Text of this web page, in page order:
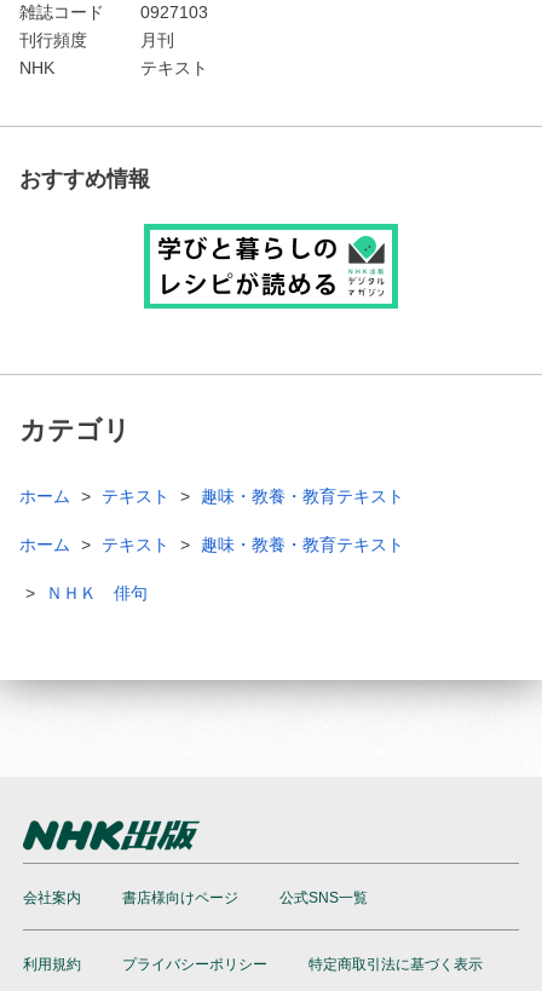
雑誌コード
0927103
刊行頻度
月刊
NHK
テキスト
おすすめ情報
カテゴリ
ホーム テキスト 趣味・教養・教育テキスト
ホーム テキスト 趣味・教養・教育テキスト
ＮＨＫ 俳句
会社案内 書店様向けページ 公式SNS一覧
利用規約 プライバシーポリシー 特定商取引法に基づく表示